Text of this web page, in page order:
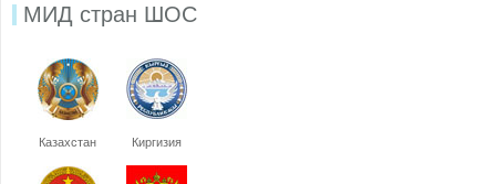
МИД стран ШОС
Казахстан Киргизия